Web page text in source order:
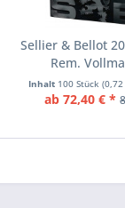
Sellier & Bellot
Rem.
Inhalt 100 Stück
ab 72,40 € *